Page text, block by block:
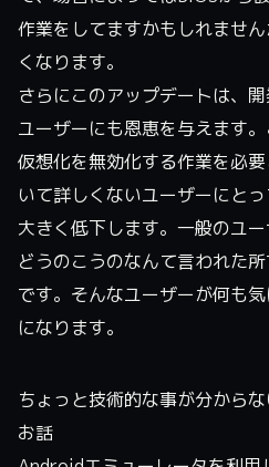
作業をしてますかもしれませ
くなります。
さらにこのアップデートは、
ユーザーにも恩恵を与えます。
仮想化を無効化する作業を必
いて詳しくないユーザーにと
大きく低下します。一般のユ
どうのこうのなんて言われた
です。そんなユーザーが何も
になります。
ちょっと技術的な事が分から
お話